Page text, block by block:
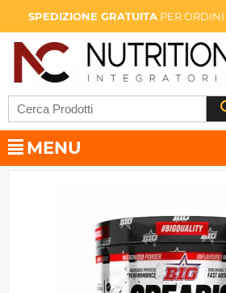
SPEDIZIONE GRATUITAPER ORDINI
MENU